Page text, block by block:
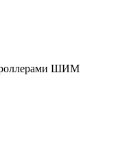
ШИМ